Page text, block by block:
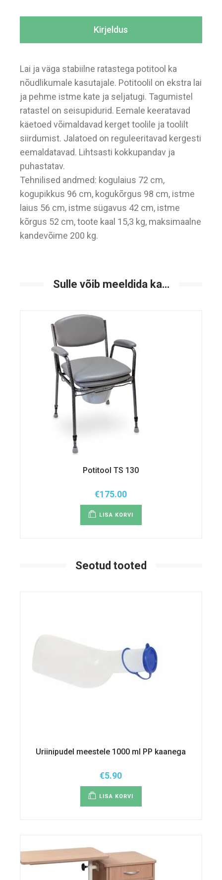
Kirjeldus
Lai ja väga stabiilne ratastega potitool ka
nõudlikumale kasutajale. Potitoolil on ekstra lai
ja pehme istme kate ja seljatugi. Tagumistel
ratastel on seisupidurid. Eemale keeratavad
käetoed võimaldavad kerget toolile ja toolilt
siirdumist. Jalatoed on reguleeritavad kergesti
eemaldatavad. Lihtsasti kokkupandav ja
puhastatav.
Tehnilised andmed: kogulaius 72 cm,
kogupikkus 96 cm, kogukõrgus 98 cm, istme
laius 56 cm, istme sügavus 42 cm, istme
kõrgus 52 cm, toote kaal 15,3 kg, maksimaalne
kandevõime 200 kg.
Sulle võib meeldida ka…
Potitool TS 130
€175.00
LISA KORVI
Seotud tooted
Uriinipudel meestele 1000 ml PP kaanega
€5.90
LISA KORVI